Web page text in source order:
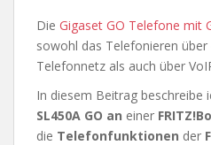
Die Gigaset GO Telefone mit
sowohl das Telefonieren über
Telefonnetz als auch über
In diesem Beitrag beschreibe
SL450A GO an einer
die Telefonfunktionen der